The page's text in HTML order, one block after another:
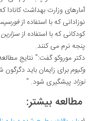
نوزادانی که با استفاده از
کودکانی که با استفاده ازسزارین
پنجه نرم می کنند.
دکتر موروکو گفت:" نتایج
وکیومبرای زایمان باید
نوزاد پیشگیری شود. "
مطالعه بیشتر: